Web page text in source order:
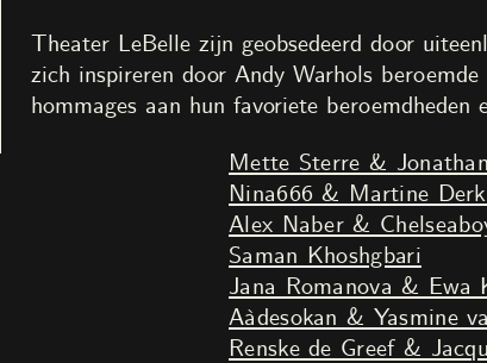
Theater LeBelle zijn geobsedeerd door
zich inspireren door Andy Warhols
hommages aan hun favoriete
Kunstenaars
Jacquelien Gosschalk
Mette Sterre &
Nina666 & Martine
Alex Naber &
Saman Khoshgbari
Jana Romanova & Ewa
Aàdesokan & Yasmine
Renske de Greef &